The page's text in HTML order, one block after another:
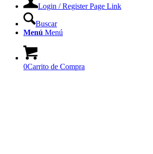
Login / Register Page Link
Buscar
Menú Menú
0Carrito de Compra